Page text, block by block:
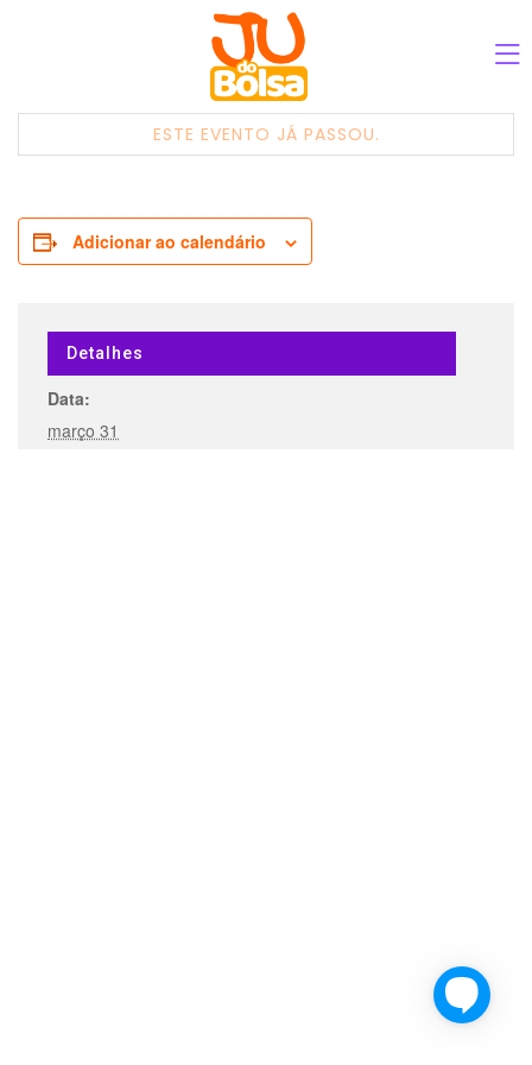
ESTE EVENTO JÁ PASSOU.
Adicionar ao calendário
Detalhes
Data:
março 31